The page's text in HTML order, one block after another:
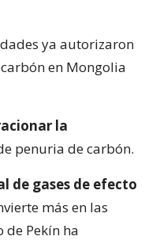
ya autorizaron
en Mongolia
la
penuria de carbón.
de gases de efecto
más en las
de Pekín ha